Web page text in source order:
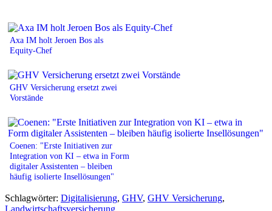
Axa IM holt Jeroen Bos als
Equity-Chef
GHV Versicherung ersetzt zwei
Vorstände
Coenen: "Erste Initiativen zur
Integration von KI – etwa in Form
digitaler Assistenten – bleiben
häufig isolierte Insellösungen"
Schlagwörter: Digitalisierung, GHV, GHV Versicherung,
Landwirtschaftsversicherung